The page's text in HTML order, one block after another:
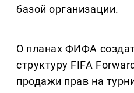
базой организации.
О планах ФИФА
структуру FIFA
продажи прав на